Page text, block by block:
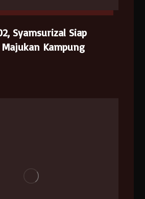
Syamsurizal Siap
Kampung